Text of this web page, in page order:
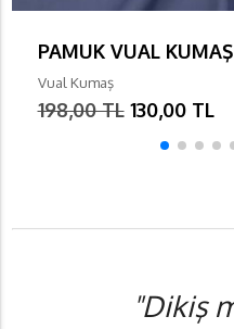
PAMUK VUAL
Vual Kumaş
198,00 TL 130,00 TL
"Dikiş